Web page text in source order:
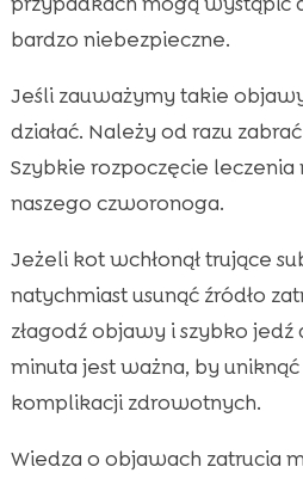
bardzo niebezpieczne.
Jeśli zauważymy takie
działać. Należy od razu
Szybkie rozpoczęcie
naszego czworonoga.
Jeżeli kot wchłonął trujące
natychmiast usunąć źródło
złagodź objawy i szybko
minuta jest ważna, by
komplikacji zdrowotnych.
Wiedza o objawach zatrucia